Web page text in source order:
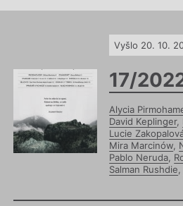
Vyšlo 20. 10.
17/
Alycia
David Keplinger,
Lucie
Mira Marcinów,
Pablo Neruda,
Salman Rushdie,